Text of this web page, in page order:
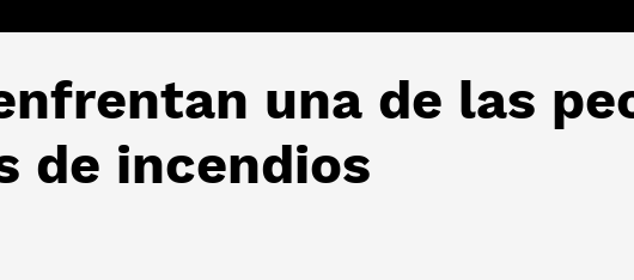
una de las
de incendios